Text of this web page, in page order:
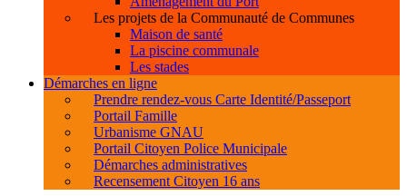
Les projets de la Communauté de Communes
Maison de santé
La piscine communale
Les stades
Démarches en ligne
Prendre rendez-vous Carte Identité/Passeport
Portail Famille
Urbanisme GNAU
Portail Citoyen Police Municipale
Démarches administratives
Recensement Citoyen 16 ans